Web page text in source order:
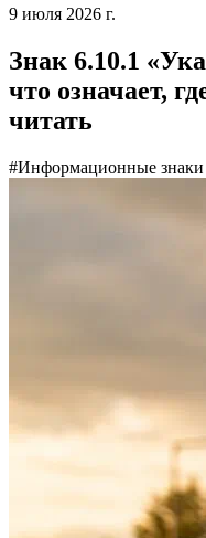
9 июля 2026 г.
Знак 6.10.1
что означает,
читать
#Информационные знаки